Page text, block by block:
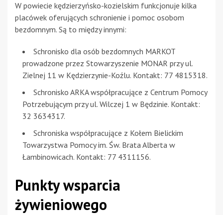
W powiecie kędzierzyńsko-kozielskim funkcjonuje kilka
placówek oferujących schronienie i pomoc osobom
bezdomnym. Są to między innymi:
Schronisko dla osób bezdomnych MARKOT
prowadzone przez Stowarzyszenie MONAR przy ul.
Zielnej 11 w Kędzierzynie-Koźlu. Kontakt: 77 4815318.
Schronisko ARKA współpracujące z Centrum Pomocy
Potrzebującym przy ul. Wilczej 1 w Będzinie. Kontakt:
32 3634317.
Schroniska współpracujące z Kołem Bielickim
Towarzystwa Pomocy im. Św. Brata Alberta w
Łambinowicach. Kontakt: 77 4311156.
Punkty wsparcia
żywieniowego